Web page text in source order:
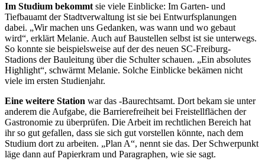
Im Studium bekommt sie viele Einblicke: Im Garten- und
Tiefbauamt der Stadtverwaltung ist sie bei Entwurfsplanungen
dabei. „Wir machen uns Gedanken, was wann und wo gebaut
wird“, erklärt Melanie. Auch auf Baustellen selbst ist sie unterwegs.
So konnte sie beispielsweise auf der des neuen SC-Freiburg-
Stadions der Bauleitung über die Schulter schauen. „Ein absolutes
Highlight“, schwärmt Melanie. Solche Einblicke bekämen nicht
viele im ersten Studienjahr.
Eine weitere Station war das -Baurechtsamt. Dort bekam sie unter
anderem die Aufgabe, die Barrierefreiheit bei Freistellflächen der
Gastronomie zu überprüfen. Die Arbeit im rechtlichen Bereich hat
ihr so gut gefallen, dass sie sich gut vorstellen könnte, nach dem
Studium dort zu arbeiten. „Plan A“, nennt sie das. Der Schwerpunkt
läge dann auf Papierkram und Paragraphen, wie sie sagt.